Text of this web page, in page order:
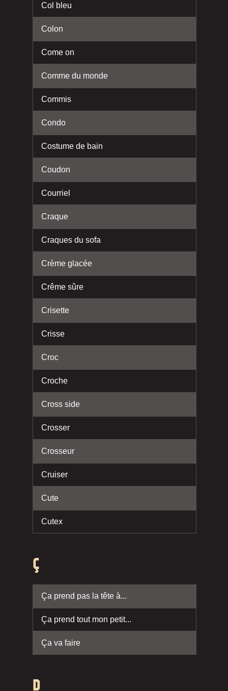
Col bleu
Colon
Come on
Comme du monde
Commis
Condo
Costume de bain
Coudon
Courriel
Craque
Craques du sofa
Crème glacée
Crême sûre
Crisette
Crisse
Croc
Croche
Cross side
Crosser
Crosseur
Cruiser
Cute
Cutex
Ç
Ça prend pas la tête à...
Ça prend tout mon petit...
Ça va faire
D